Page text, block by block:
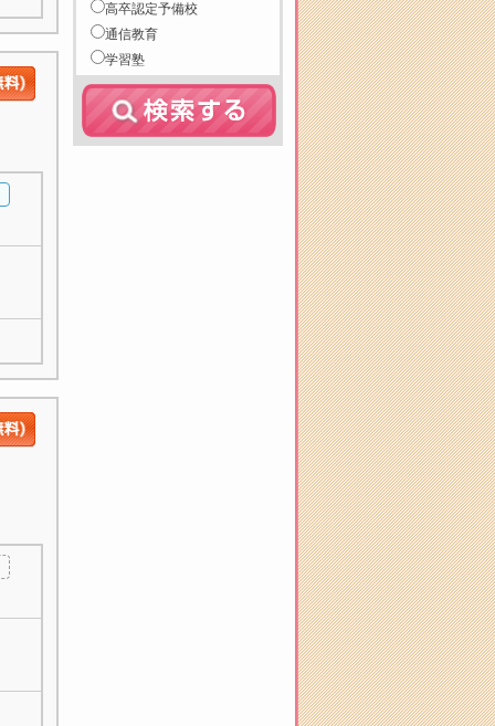
高卒認定予備校
通信教育
学習塾